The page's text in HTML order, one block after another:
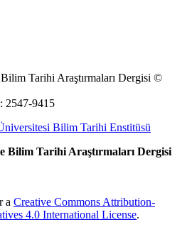
Tarihi Araştırmaları Dergisi ©
2547-9415
Bilim Tarihi Enstitüsü
Bilim Tarihi Araştırmaları Dergisi
a Creative Commons Attribution-
4.0 International License.